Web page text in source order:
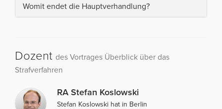
Womit endet die Hauptverhandlung?
Dozent des Vortrages Überblick über das
Strafverfahren
RA Stefan Koslowski
Stefan Koslowski hat in Berlin